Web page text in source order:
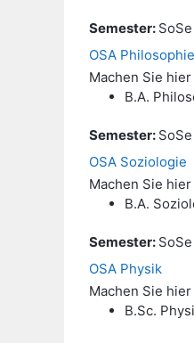
Semester:
OSA Philosophie
Machen Sie
B.A.
Semester:
OSA Soziologie
Machen Sie
B.A.
Semester:
OSA Physik
Machen Sie
B.Sc.